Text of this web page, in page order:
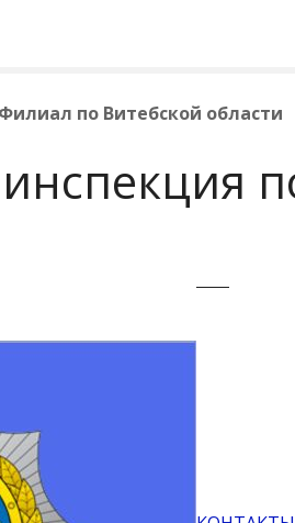
Филиал по Витебской области